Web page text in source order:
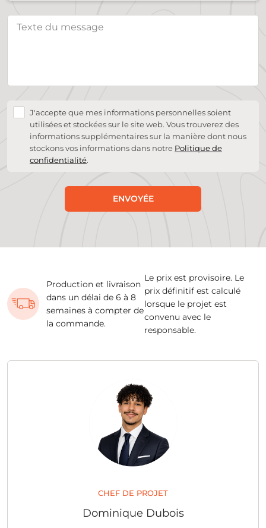
J'accepte que mes informations personnelles soient
utilisées et stockées sur le site web. Vous trouverez des
informations supplémentaires sur la manière dont nous
stockons vos informations dans notre Politique de
confidentialité.
ENVOYÉE
Production et livraison
dans un délai de 6 à 8
semaines à compter de
la commande.
Le prix est provisoire. Le
prix définitif est calculé
lorsque le projet est
convenu avec le
responsable.
CHEF DE PROJET
Dominique Dubois